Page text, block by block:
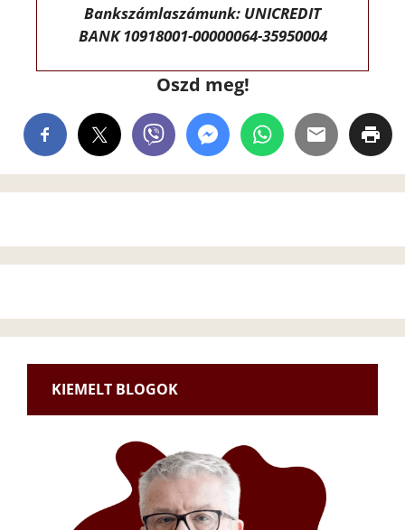
Bankszámlaszámunk: UNICREDIT
BANK 10918001-00000064-35950004
Oszd meg!
KIEMELT BLOGOK